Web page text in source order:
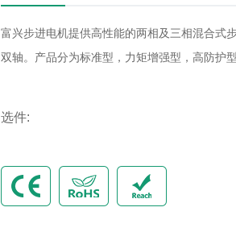
富兴步进电机提供高性能的两相及三相混合式
双轴。产品分为标准型，力矩增强型，高防护
选件: